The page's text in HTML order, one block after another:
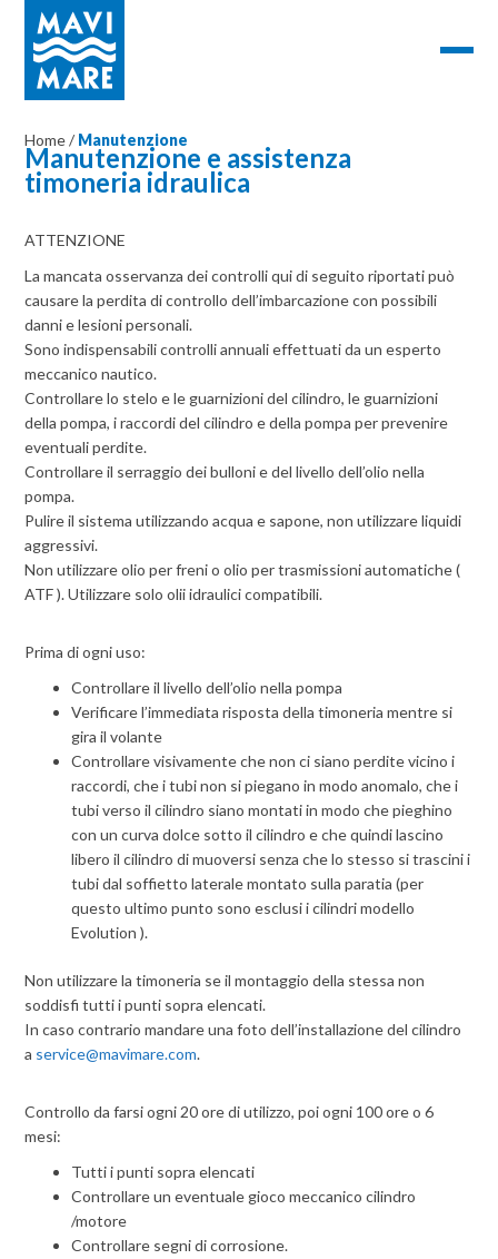
Home/ Manutenzione
Manutenzione e assistenza
timoneria idraulica
ATTENZIONE
La mancata osservanza dei controlli qui di seguito riportati può
causare la perdita di controllo dell’imbarcazione con possibili
danni e lesioni personali.
Sono indispensabili controlli annuali effettuati da un esperto
meccanico nautico.
Controllare lo stelo e le guarnizioni del cilindro, le guarnizioni
della pompa, i raccordi del cilindro e della pompa per prevenire
eventuali perdite.
Controllare il serraggio dei bulloni e del livello dell’olio nella
pompa.
Pulire il sistema utilizzando acqua e sapone, non utilizzare liquidi
aggressivi.
Non utilizzare olio per freni o olio per trasmissioni automatiche (
ATF ). Utilizzare solo olii idraulici compatibili.
Prima di ogni uso:
Controllare il livello dell’olio nella pompa
Verificare l’immediata risposta della timoneria mentre si
gira il volante
Controllare visivamente che non ci siano perdite vicino i
raccordi, che i tubi non si piegano in modo anomalo, che i
tubi verso il cilindro siano montati in modo che pieghino
con un curva dolce sotto il cilindro e che quindi lascino
libero il cilindro di muoversi senza che lo stesso si trascini i
tubi dal soffietto laterale montato sulla paratia (per
questo ultimo punto sono esclusi i cilindri modello
Evolution ).
Non utilizzare la timoneria se il montaggio della stessa non
soddisfi tutti i punti sopra elencati.
In caso contrario mandare una foto dell’installazione del cilindro
a service@mavimare.com.
Controllo da farsi ogni 20 ore di utilizzo, poi ogni 100 ore o 6
mesi:
Tutti i punti sopra elencati
Controllare un eventuale gioco meccanico cilindro
/motore
Controllare segni di corrosione.